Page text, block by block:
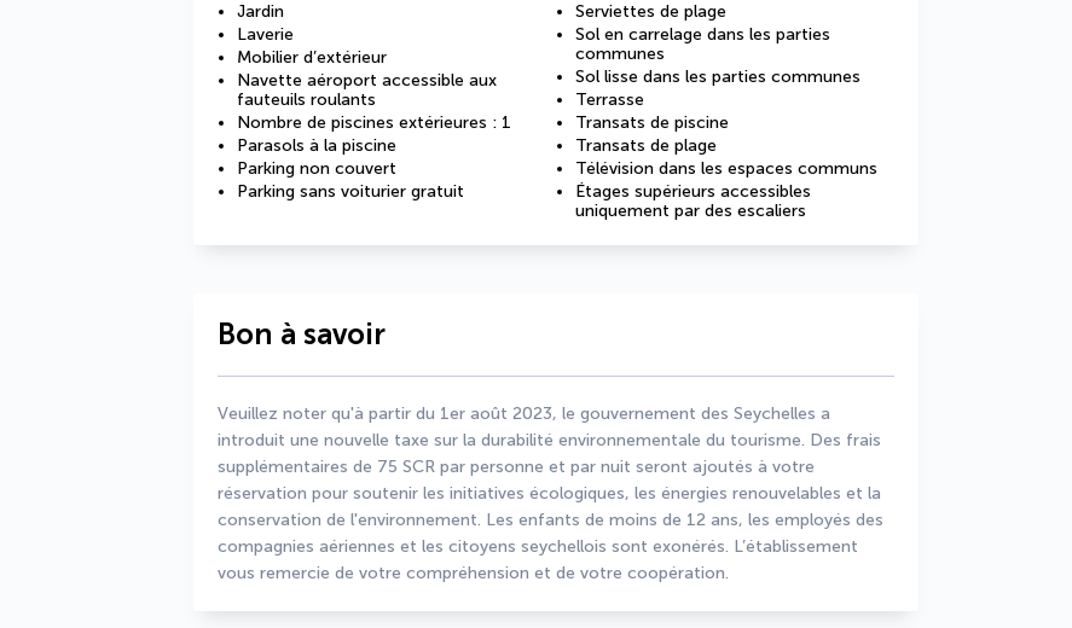
Jardin
Laverie
Mobilier d’extérieur
Navette aéroport accessible aux
fauteuils roulants
Nombre de piscines extérieures : 1
Parasols à la piscine
Parking non couvert
Parking sans voiturier gratuit
Serviettes de plage
Sol en carrelage dans les parties
communes
Sol lisse dans les parties communes
Terrasse
Transats de piscine
Transats de plage
Télévision dans les espaces communs
Étages supérieurs accessibles
uniquement par des escaliers
Bon à savoir
Veuillez noter qu'à partir du 1er août 2023, le gouvernement des Seychelles a
introduit une nouvelle taxe sur la durabilité environnementale du tourisme. Des frais
supplémentaires de 75 SCR par personne et par nuit seront ajoutés à votre
réservation pour soutenir les initiatives écologiques, les énergies renouvelables et la
conservation de l'environnement. Les enfants de moins de 12 ans, les employés des
compagnies aériennes et les citoyens seychellois sont exonérés. L’établissement
vous remercie de votre compréhension et de votre coopération.